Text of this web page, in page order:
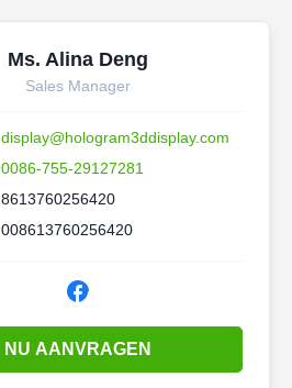
Ms. Alina Deng
Sales Manager
display@hologram3ddisplay.com
0086-755-29127281
8613760256420
008613760256420
NU AANVRAGEN